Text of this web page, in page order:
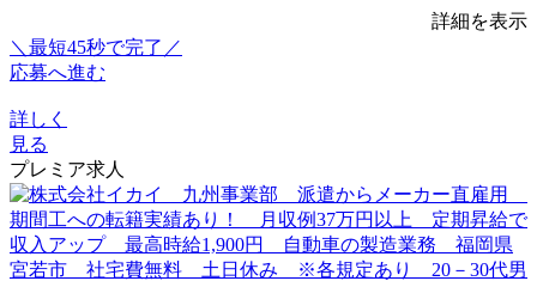
詳細を表示
＼最短45秒で完了／
応募へ進む
詳しく
見る
プレミア求人